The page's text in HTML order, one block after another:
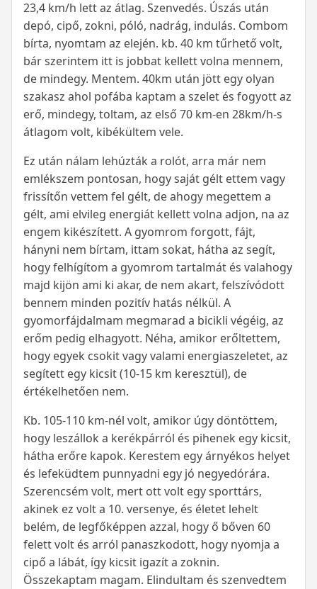
23,4 km/h lett az átlag. Szenvedés. Úszás után
depó, cipő, zokni, póló, nadrág, indulás. Combom
bírta, nyomtam az elején. kb. 40 km tűrhető volt,
bár szerintem itt is jobbat kellett volna mennem,
de mindegy. Mentem. 40km után jött egy olyan
szakasz ahol pofába kaptam a szelet és fogyott az
erő, mindegy, toltam, az első 70 km-en 28km/h-s
átlagom volt, kibékültem vele.
Ez után nálam lehúzták a rolót, arra már nem
emlékszem pontosan, hogy saját gélt ettem vagy
frissítőn vettem fel gélt, de ahogy megettem a
gélt, ami elvileg energiát kellett volna adjon, na az
engem kikészített. A gyomrom forgott, fájt,
hányni nem bírtam, ittam sokat, hátha az segít,
hogy felhígítom a gyomrom tartalmát és valahogy
majd kijön ami ki akar, de nem akart, felszívódott
bennem minden pozitív hatás nélkül. A
gyomorfájdalmam megmarad a bicikli végéig, az
erőm pedig elhagyott. Néha, amikor erőltettem,
hogy egyek csokit vagy valami energiaszeletet, az
segített egy kicsit (10-15 km keresztül), de
értékelhetően nem.
Kb. 105-110 km-nél volt, amikor úgy döntöttem,
hogy leszállok a kerékpárról és pihenek egy kicsit,
hátha erőre kapok. Kerestem egy árnyékos helyet
és lefeküdtem punnyadni egy jó negyedórára.
Szerencsém volt, mert ott volt egy sporttárs,
akinek ez volt a 10. versenye, és életet lehelt
belém, de legfőképpen azzal, hogy ő bőven 60
felett volt és arról panaszkodott, hogy nyomja a
cipő a lábát, így kicsit igazít a zoknin.
Összekaptam magam. Elindultam és szenvedtem